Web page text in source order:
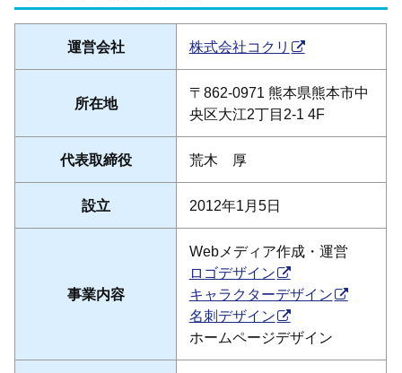
運営会社 株式会社コクリ
所在地
〒862-0971 熊本県熊本市中
央区大江2丁目2-1 4F
代表取締役 荒木 厚
設立 2012年1月5日
事業内容
Webメディア作成・運営
ロゴデザイン
キャラクターデザイン
名刺デザイン
ホームページデザイン